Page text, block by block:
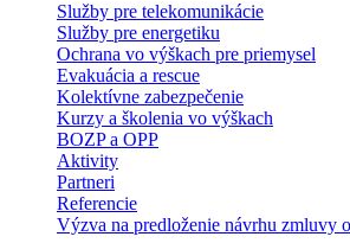
Služby pre telekomunikácie
Služby pre energetiku
Ochrana vo výškach pre priemysel
Evakuácia a rescue
Kolektívne zabezpečenie
Kurzy a školenia vo výškach
BOZP a OPP
Aktivity
Partneri
Referencie
Výzva na predloženie návrhu zmluvy